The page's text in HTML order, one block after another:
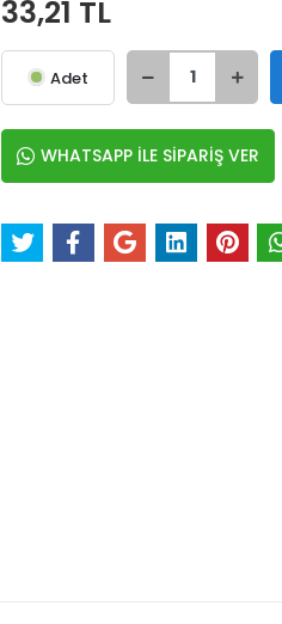
33,21 TL
Adet
WHATSAPP İLE SİPARİŞ VER